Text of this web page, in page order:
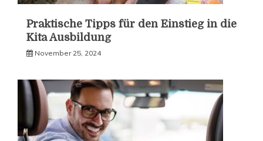
Praktische Tipps für den Einstieg in die
Kita Ausbildung
November 25, 2024